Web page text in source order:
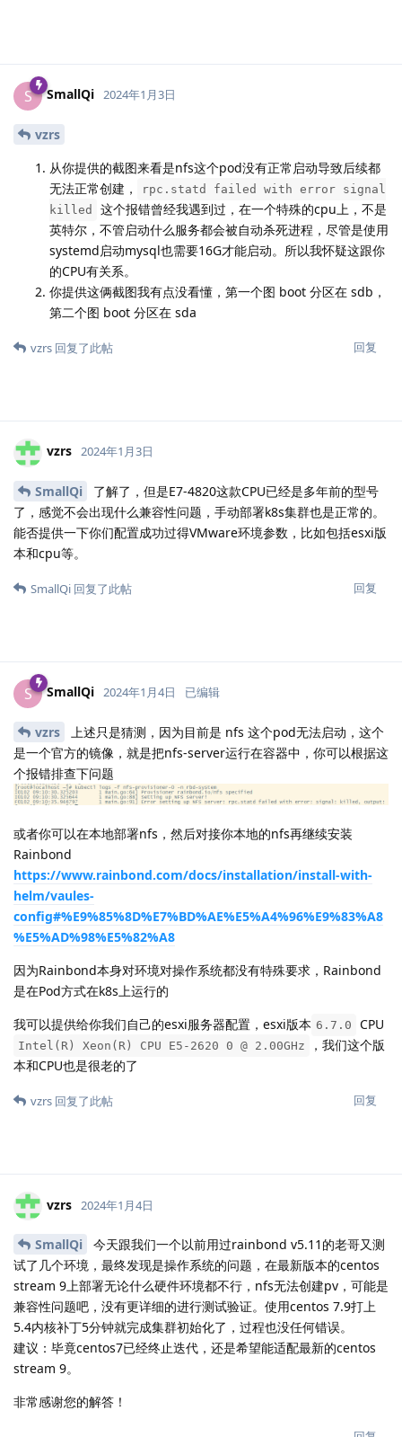
S SmallQi 2024年1月3日
vzrs
从你提供的截图来看是nfs这个pod没有正常启动导致后续都
无法正常创建，
rpc.statd failed with error signal
killed
这个报错曾经我遇到过，在一个特殊的cpu上，不是
英特尔，不管启动什么服务都会被自动杀死进程，尽管是使用
systemd启动mysql也需要16G才能启动。所以我怀疑这跟你
的CPU有关系。
你提供这俩截图我有点没看懂，第一个图 boot 分区在 sdb，
第二个图 boot 分区在 sda
回复
vzrs 回复了此帖
vzrs 2024年1月3日
SmallQi
了解了，但是E7-4820这款CPU已经是多年前的型号
了，感觉不会出现什么兼容性问题，手动部署k8s集群也是正常的。
能否提供一下你们配置成功过得VMware环境参数，比如包括esxi版
本和cpu等。
回复
SmallQi 回复了此帖
S SmallQi 2024年1月4日 已编辑
vzrs
上述只是猜测，因为目前是 nfs 这个pod无法启动，这个
是一个官方的镜像，就是把nfs-server运行在容器中，你可以根据这
个报错排查下问题
或者你可以在本地部署nfs，然后对接你本地的nfs再继续安装
Rainbond
https://www.rainbond.com/docs/installation/install-with-
helm/vaules-
config#%E9%85%8D%E7%BD%AE%E5%A4%96%E9%83%A8
%E5%AD%98%E5%82%A8
因为Rainbond本身对环境对操作系统都没有特殊要求，Rainbond
是在Pod方式在k8s上运行的
我可以提供给你我们自己的esxi服务器配置，esxi版本 6.7.0 CPU
Intel(R) Xeon(R) CPU E5-2620 0 @ 2.00GHz
，我们这个版
本和CPU也是很老的了
回复
vzrs 回复了此帖
vzrs 2024年1月4日
SmallQi
今天跟我们一个以前用过rainbond v5.11的老哥又测
试了几个环境，最终发现是操作系统的问题，在最新版本的centos
stream 9上部署无论什么硬件环境都不行，nfs无法创建pv，可能是
兼容性问题吧，没有更详细的进行测试验证。使用centos 7.9打上
5.4内核补丁5分钟就完成集群初始化了，过程也没任何错误。
建议：毕竟centos7已经终止迭代，还是希望能适配最新的centos
stream 9。
非常感谢您的解答！